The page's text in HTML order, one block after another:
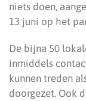
niets doen,
13 juni op het
De bijna 50
inmiddels
kunnen treden
doorgezet. Ook